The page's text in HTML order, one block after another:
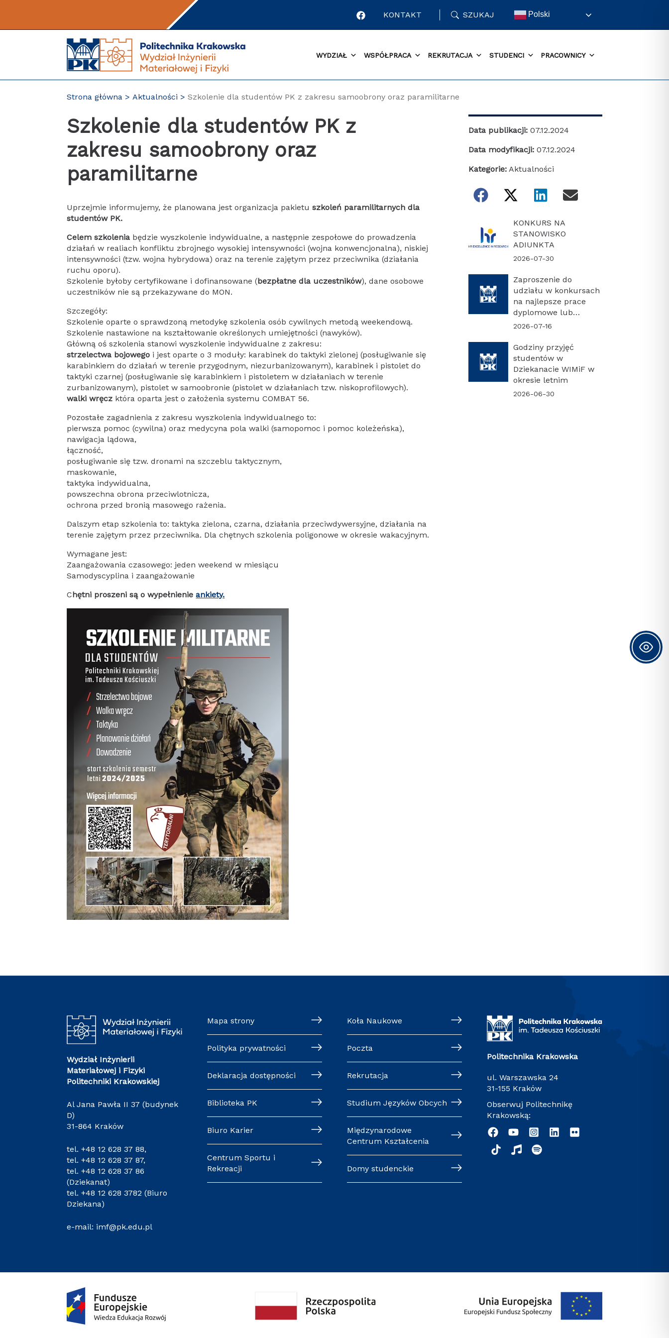
KONTAKT SZUKAJ Polski
WYDZIAŁ WSPÓŁPRACA REKRUTACJA STUDENCI PRACOWNICY
Strona główna Aktualności Szkolenie dla studentów PK z zakresu samoobrony oraz paramilitarne
Szkolenie dla studentów PK z
zakresu samoobrony oraz
paramilitarne
Uprzejmie informujemy, że planowana jest organizacja pakietuszkoleń paramilitarnych dla
studentów PK.
Celem szkolenia będzie wyszkolenie indywidualne, a następnie zespołowe do prowadzenia
działań w realiach konfliktu zbrojnego wysokiej intensywności (wojna konwencjonalna), niskiej
intensywności (tzw. wojna hybrydowa) oraz na terenie zajętym przez przeciwnika (działania
ruchu oporu).
Szkolenie byłoby certyfikowane i dofinansowane (bezpłatne dla uczestników), dane osobowe
uczestników nie są przekazywane do MON.
Szczegóły:
Szkolenie oparte o sprawdzoną metodykę szkolenia osób cywilnych metodą weekendową.
Szkolenie nastawione na kształtowanie określonych umiejętności (nawyków).
Główną oś szkolenia stanowi wyszkolenie indywidualne z zakresu:
strzelectwa bojowego i jest oparte o 3 moduły: karabinek do taktyki zielonej (posługiwanie się
karabinkiem do działań w terenie przygodnym, niezurbanizowanym), karabinek i pistolet do
taktyki czarnej (posługiwanie się karabinkiem i pistoletem w działaniach w terenie
zurbanizowanym), pistolet w samoobronie (pistolet w działaniach tzw. niskoprofilowych).
walki wręcz która oparta jest o założenia systemu COMBAT 56.
Pozostałe zagadnienia z zakresu wyszkolenia indywidualnego to:
pierwsza pomoc (cywilna) oraz medycyna pola walki (samopomoc i pomoc koleżeńska),
nawigacja lądowa,
łączność,
posługiwanie się tzw. dronami na szczeblu taktycznym,
maskowanie,
taktyka indywidualna,
powszechna obrona przeciwlotnicza,
ochrona przed bronią masowego rażenia.
Dalszym etap szkolenia to: taktyka zielona, czarna, działania przeciwdywersyjne, działania na
terenie zajętym przez przeciwnika. Dla chętnych szkolenia poligonowe w okresie wakacyjnym.
Wymagane jest:
Zaangażowania czasowego: jeden weekend w miesiącu
Samodyscyplina i zaangażowanie
Chętni proszeni są o wypełnienieankiety.
Data publikacji: 07.12.2024
Data modyfikacji: 07.12.2024
Kategorie: Aktualności
KONKURS NA
STANOWISKO
ADIUNKTA
2026-07-30
Zaproszenie do
udziału w konkursach
na najlepsze prace
dyplomowe lub
najlepszą rozprawę
2026-07-16
Godziny przyjęć
studentów w
Dziekanacie WIMiF w
okresie letnim
2026-06-30
Wydział Inżynierii
Materiałowej i Fizyki
Politechniki Krakowskiej
Al Jana Pawła II 37 (budynek
D)
31-864 Kraków
tel.+48 12 628 37 88,
tel.+48 12 628 37 87,
tel.+48 12 628 37 86
(Dziekanat)
tel.+48 12 628 3782 (Biuro
Dziekana)
e-mail: imf@pk.edu.pl
Mapa strony
Polityka prywatności
Deklaracja dostępności
Biblioteka PK
Biuro Karier
Centrum Sportu i
Rekreacji
Koła Naukowe
Poczta
Rekrutacja
Studium Języków Obcych
Międzynarodowe
Centrum Kształcenia
Domy studenckie
Politechnika Krakowska
ul. Warszawska 24
31-155 Kraków
Obserwuj Politechnikę
Krakowską: